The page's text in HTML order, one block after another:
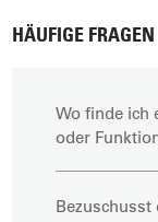
HÄUFIGE FRAGEN
Wo finde ich
oder
Bezuschusst